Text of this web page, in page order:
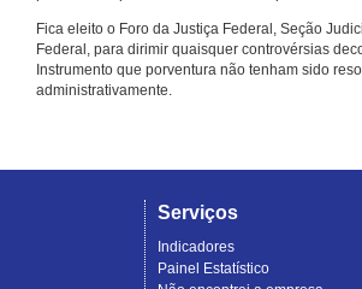
Fica eleito o Foro da Justiça Federal, Seção
Federal, para dirimir quaisquer controvérsias
Instrumento que porventura não tenham sido
administrativamente.
Serviços
Indicadores
Painel Estatístico